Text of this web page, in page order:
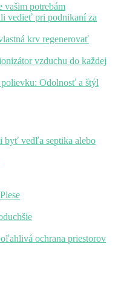
vašim potrebám
vedieť pri podnikaní za
krv regenerovať
vzduchu do každej
Odolnosť a štýl
byť vedľa septika alebo
ochrana priestorov